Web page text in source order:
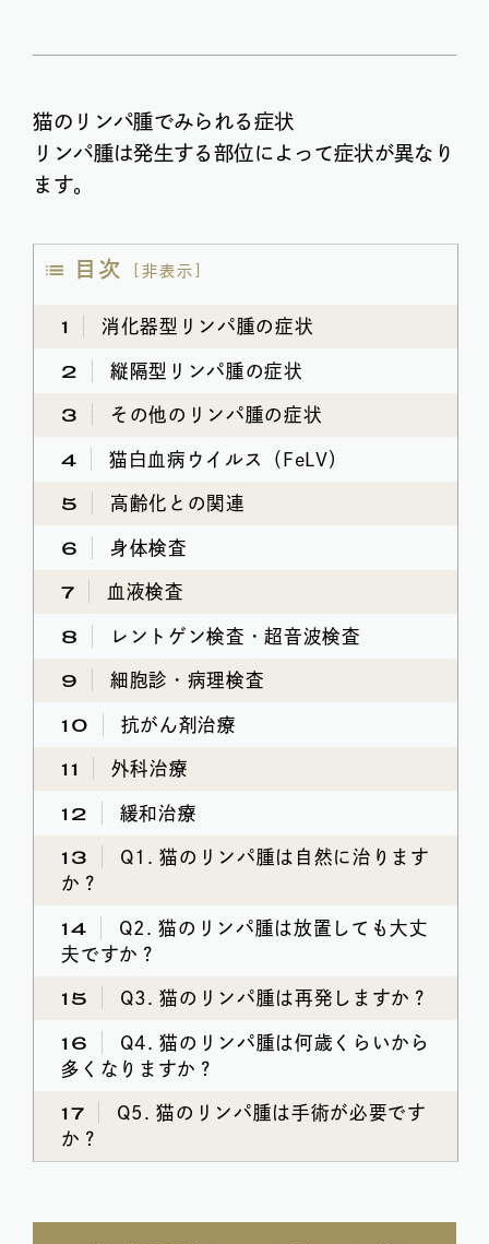
猫のリンパ腫でみられる症状
リンパ腫は発生する部位によって症状が異なり
ます。
目次 非表示
1 消化器型リンパ腫の症状
2 縦隔型リンパ腫の症状
3 その他のリンパ腫の症状
4 猫白血病ウイルス（FeLV）
5 高齢化との関連
6 身体検査
7 血液検査
8 レントゲン検査・超音波検査
9 細胞診・病理検査
10 抗がん剤治療
11 外科治療
12 緩和治療
13
Q1. 猫のリンパ腫は自然に治ります
か？
14
Q2. 猫のリンパ腫は放置しても大丈
夫ですか？
15 Q3. 猫のリンパ腫は再発しますか？
16
Q4. 猫のリンパ腫は何歳くらいから
多くなりますか？
17
Q5. 猫のリンパ腫は手術が必要です
か？